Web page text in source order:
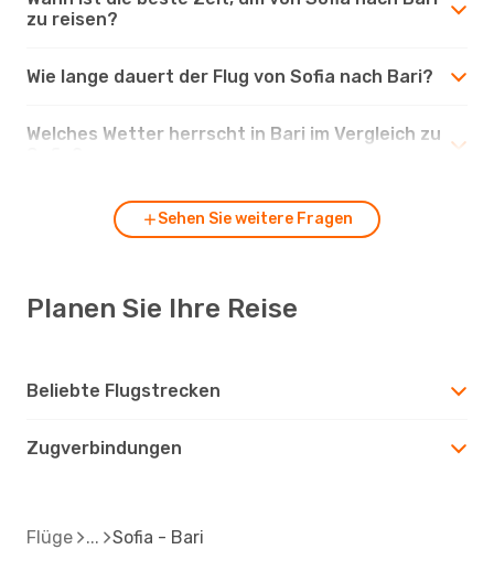
zu reisen?
Wie lange dauert der Flug von Sofia nach Bari?
Welches Wetter herrscht in Bari im Vergleich zu
Sehen Sie weitere Fragen
Planen Sie Ihre Reise
Beliebte Flugstrecken
Zugverbindungen
Flüge Sofia - Bari